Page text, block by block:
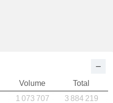
Volume
Total
1 073 707
3 884 219